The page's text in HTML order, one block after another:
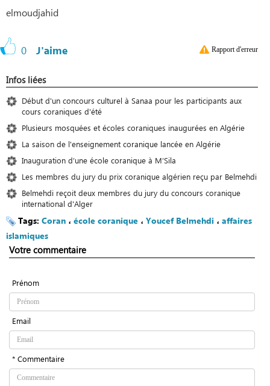
elmoudjahid
0 J'aime Rapport d'erreur
Infos liées
Début d'un concours culturel à Sanaa pour les participants aux
cours coraniques d'été
Plusieurs mosquées et écoles coraniques inaugurées en Algérie
La saison de l'enseignement coranique lancée en Algérie
Inauguration d’une école coranique à M’Sila
Les membres du jury du prix coranique algérien reçu par Belmehdi
Belmehdi reçoit deux membres du jury du concours coranique
international d'Alger
Tags: Coran ، école coranique ، Youcef Belmehdi ، affaires
islamiques
Votre commentaire
Prénom
Email
* Commentaire